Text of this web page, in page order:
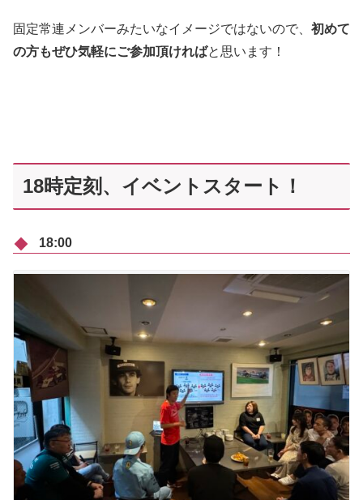
固定常連メンバーみたいなイメージではないので、 初めて
の方もぜひ気軽にご参加頂ければと思います！
18時定刻、イベントスタート！
18:00